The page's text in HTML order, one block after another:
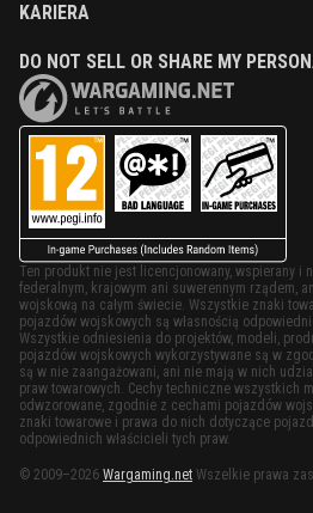
KARIERA
DO NOT SELL OR SHARE MY
Ten produkt nie jest licencjonowany, wspierany i
federalnym, krajowym ani suwerennym rządem,
wojskową na całym świecie. Wszystkie znaki
pojazdów wojskowych są własnością
Wszystkie odniesienia do projektów, modeli,
pojazdów wojskowych wykorzystywane są w
są w nie zaangażowani, ani nie mają w nich
praw towarowych. Cechy techniczne wszystkich
odwzorowane, zgodnie z cechami pojazdów
znaki towarowe i prawa do nich dotyczące
odpowiednich właścicieli tych praw.
© 2009–2026 Wargaming.net Wszelkie prawa